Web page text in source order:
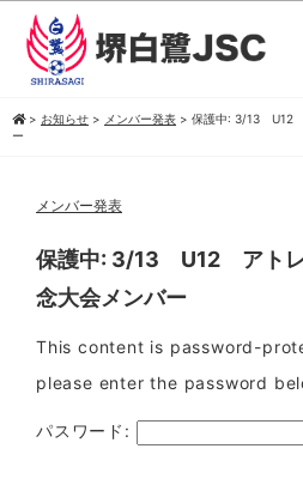
> お知らせ > メンバー発表 > 保護中: 3/13 U12
ー
メンバー発表
保護中: 3/13 U12 アトレ
念大会メンバー
This content is password-
please enter the password
パスワード: